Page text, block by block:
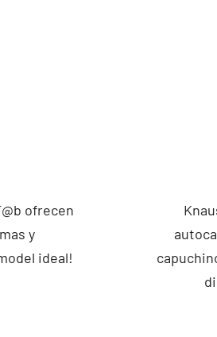
ofrecen
y
ideal!